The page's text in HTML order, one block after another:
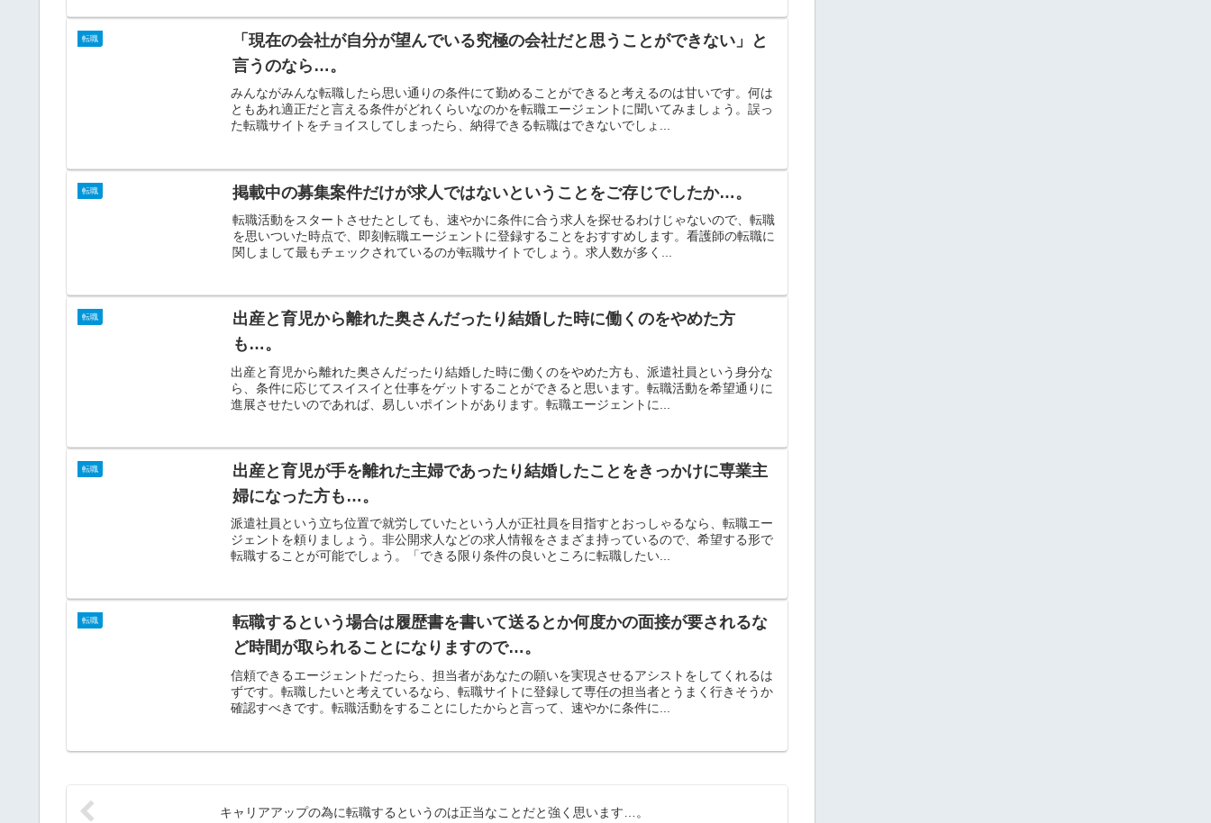
転職
「現在の会社が自分が望んでいる究極の会社だと思うことができない」と
言うのなら…。
みんながみんな転職したら思い通りの条件にて勤めることができると考えるのは甘いです。何は
ともあれ適正だと言える条件がどれくらいなのかを転職エージェントに聞いてみましょう。誤っ
た転職サイトをチョイスしてしまったら、納得できる転職はできないでしょ...
転職 掲載中の募集案件だけが求人ではないということをご存じでしたか…。
転職活動をスタートさせたとしても、速やかに条件に合う求人を探せるわけじゃないので、転職
を思いついた時点で、即刻転職エージェントに登録することをおすすめします。看護師の転職に
関しまして最もチェックされているのが転職サイトでしょう。求人数が多く...
転職
出産と育児から離れた奥さんだったり結婚した時に働くのをやめた方
も…。
出産と育児から離れた奥さんだったり結婚した時に働くのをやめた方も、派遣社員という身分な
ら、条件に応じてスイスイと仕事をゲットすることができると思います。転職活動を希望通りに
進展させたいのであれば、易しいポイントがあります。転職エージェントに...
転職
出産と育児が手を離れた主婦であったり結婚したことをきっかけに専業主
婦になった方も…。
派遣社員という立ち位置で就労していたという人が正社員を目指すとおっしゃるなら、転職エー
ジェントを頼りましょう。非公開求人などの求人情報をさまざま持っているので、希望する形で
転職することが可能でしょう。「できる限り条件の良いところに転職したい...
転職
転職するという場合は履歴書を書いて送るとか何度かの面接が要されるな
ど時間が取られることになりますので…。
信頼できるエージェントだったら、担当者があなたの願いを実現させるアシストをしてくれるは
ずです。転職したいと考えているなら、転職サイトに登録して専任の担当者とうまく行きそうか
確認すべきです。転職活動をすることにしたからと言って、速やかに条件に...
キャリアアップの為に転職するというのは正当なことだと強く思います…。